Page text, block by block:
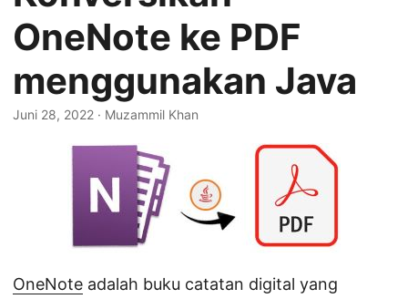
a
i
g
OneNote ke PDF
menggunakan Java
Juni 28, 2022 · Muzammil Khan
OneNote adalah buku catatan digital yang